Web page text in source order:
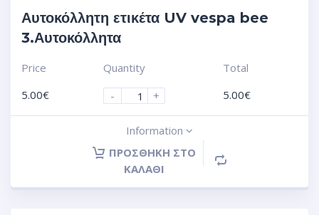
Αυτοκόλλητη ετικέτα UV vespa bee
3.Αυτοκόλλητα
Price
5.00€
Quantity
-
+
Total
5.00€
Information
ΠΡΟΣΘΉΚΗ ΣΤΟ
ΚΑΛΆΘΙ